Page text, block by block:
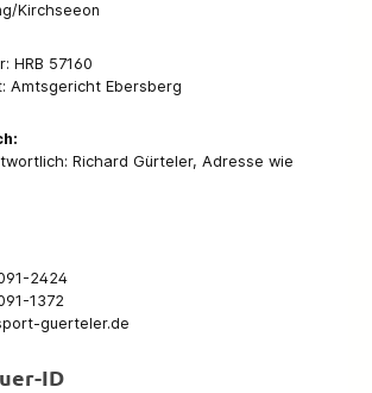
Kirchseeon
HRB 57160
Amtsgericht Ebersberg
Richard Gürteler, Adresse wie
2424
1372
guerteler.de
ID